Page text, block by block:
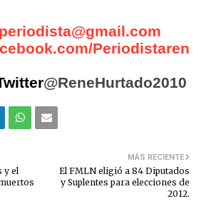
Periodistaren
@ReneHurtado2010
MÁS RECIENTE
El FMLN eligió a 84 Diputados
y Suplentes para elecciones de
2012.
y el